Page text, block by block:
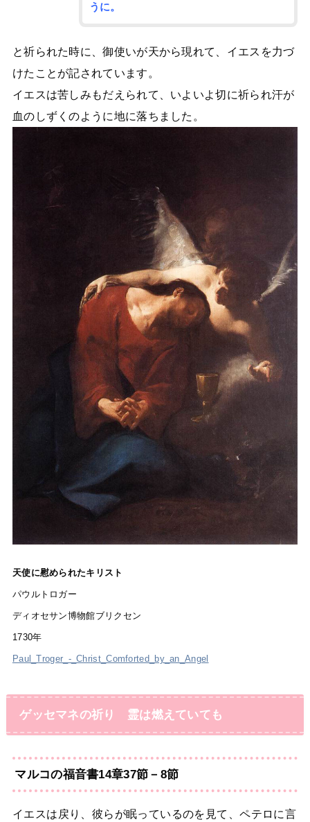
うに。
と祈られた時に、御使いが天から現れて、イエスを力づ
けたことが記されています。
イエスは苦しみもだえられて、いよいよ切に祈られ汗が
血のしずくのように地に落ちました。
天使に慰められたキリスト
パウルトロガー
ディオセサン博物館ブリクセン
1730年
Paul_Troger_-_Christ_Comforted_by_an_Angel
ゲッセマネの祈り 霊は燃えていても
マルコの福音書14章37節－8節
イエスは戻り、彼らが眠っているのを見て、ペテロに言